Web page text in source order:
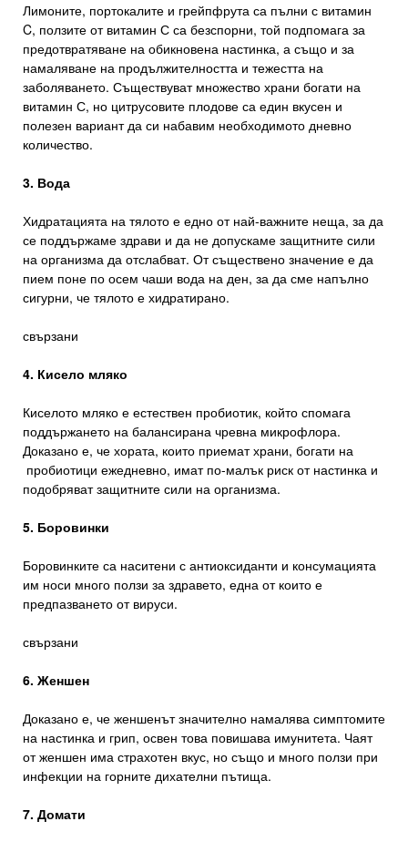
Лимоните, портокалите и грейпфрута са пълни с витамин
C, ползите от витамин С са безспорни, той подпомага за
предотвратяване на обикновена настинка, а също и за
намаляване на продължителността и тежестта на
заболяването. Съществуват множество храни богати на
витамин С, но цитрусовите плодове са един вкусен и
полезен вариант да си набавим необходимото дневно
количество.
3. Вода
Хидратацията на тялото е едно от най-важните неща, за да
се поддържаме здрави и да не допускаме защитните сили
на организма да отслабват. От съществено значение е да
пием поне по осем чаши вода на ден, за да сме напълно
сигурни, че тялото е хидратирано.
свързани
4. Кисело мляко
Киселото мляко е естествен пробиотик, който спомага
поддържането на балансирана чревна микрофлора.
Доказано е, че хората, които приемат храни, богати на
пробиотици ежедневно, имат по-малък риск от настинка и
подобряват защитните сили на организма.
5. Боровинки
Боровинките са наситени с антиоксиданти и консумацията
им носи много ползи за здравето, една от които е
предпазването от вируси.
свързани
6. Женшен
Доказано е, че женшенът значително намалява симптомите
на настинка и грип, освен това повишава имунитета. Чаят
от женшен има страхотен вкус, но също и много ползи при
инфекции на горните дихателни пътища.
7. Домати